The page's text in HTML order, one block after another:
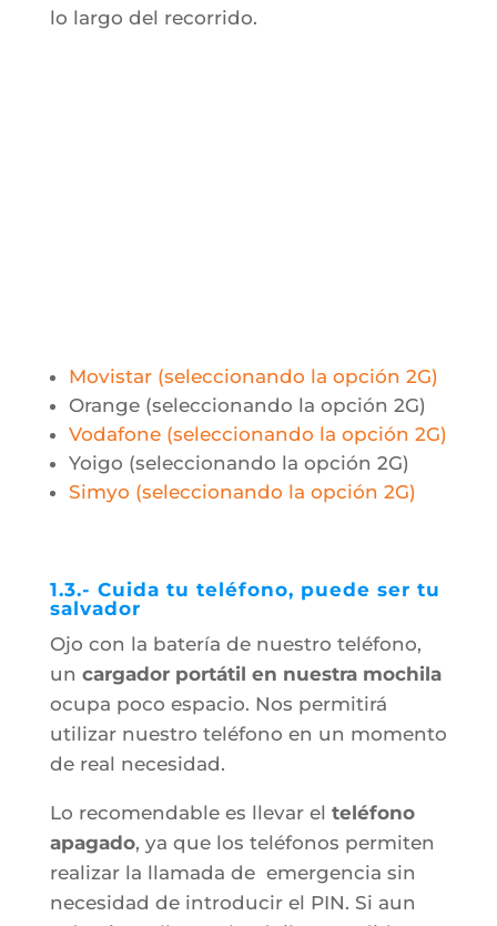
lo largo del recorrido.
Movistar (seleccionando la opción 2G)
Orange (seleccionando la opción 2G)
Vodafone (seleccionando la opción 2G)
Yoigo (seleccionando la opción 2G)
Simyo (seleccionando la opción 2G)
1.3.- Cuida tu teléfono, puede ser tu
salvador
Ojo con la batería de nuestro teléfono,
un cargador portátil en nuestra mochila
ocupa poco espacio. Nos permitirá
utilizar nuestro teléfono en un momento
de real necesidad.
Lo recomendable es llevar el teléfono
apagado, ya que los teléfonos permiten
realizar la llamada de emergencia sin
necesidad de introducir el PIN. Si aun